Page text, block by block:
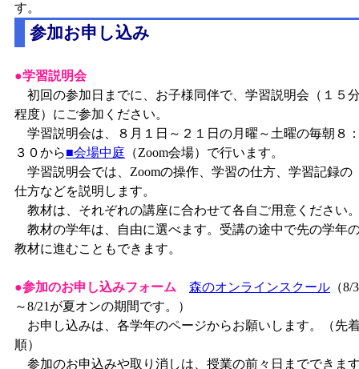
す。
参加お申し込み
●学習説明会
初回の参加日までに、お子様同伴で、学習説明会（１５
程度）にご参加ください。
学習説明会は、８月１日～２１日の月曜～土曜の毎朝８
３０から■会場中庭 （Zoom会場）で行います。
学習説明会では、Zoomの操作、学習の仕方、学習記録の
仕方などを説明します。
教材は、それぞれの講座に合わせて各自ご用意ください
教材の学年は、自由に選べます。受講の途中で先の学年
教材に進むこともできます。
●参加のお申し込みフォーム 森のオンラインスクール （8/3
～8/21が夏オンの期間です。）
お申し込みは、各学年のページからお願いします。（先
順）
参加のお申込みや取り消しは、授業の前々日までできま